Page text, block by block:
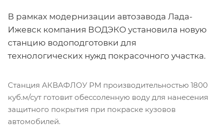
В рамках модернизации автозавода Лада-
Ижевск компания ВОДЭКО установила новую
станцию водоподготовки для
технологических нужд покрасочного участка.
Станция АКВАФЛОУ РМ производительностью 1800
куб.м/сут готовит обессоленную воду для нанесения
защитного покрытия при покраске кузовов
автомобилей.